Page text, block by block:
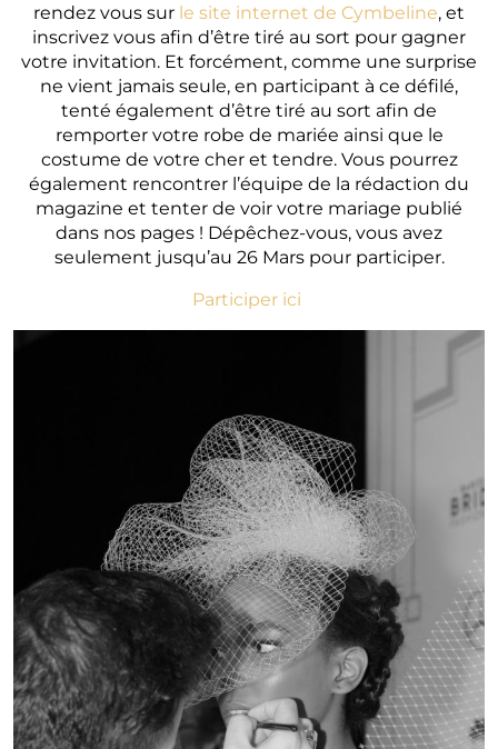
rendez vous sur le site internet de Cymbeline, et
inscrivez vous afin d’être tiré au sort pour gagner
votre invitation. Et forcément, comme une surprise
ne vient jamais seule, en participant à ce défilé,
tenté également d’être tiré au sort afin de
remporter votre robe de mariée ainsi que le
costume de votre cher et tendre. Vous pourrez
également rencontrer l’équipe de la rédaction du
magazine et tenter de voir votre mariage publié
dans nos pages ! Dépêchez-vous, vous avez
seulement jusqu’au 26 Mars pour participer.
Participer ici